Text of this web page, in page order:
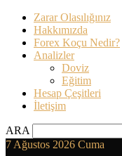
Zarar Olasılığınız
Hakkımızda
Forex Koçu Nedir?
Analizler
Doviz
Eğitim
Hesap Çeşitleri
İletişim
ARA
7 Ağustos 2026 Cuma